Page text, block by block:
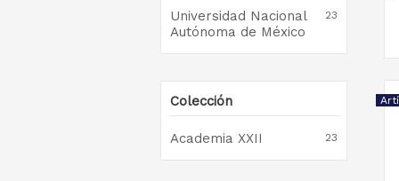
Universidad Nacional
Autónoma de México
23
Colección
Academia XXII 23